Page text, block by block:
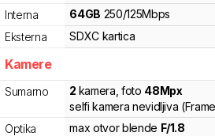
Interna
64GB 250/125Mbps
Eksterna
SDXC kartica
Kamere
Sumarno 2 kamera foto 48Mpx
selfi kamera nevidljiva
Optika
max otvor blende F/1.8